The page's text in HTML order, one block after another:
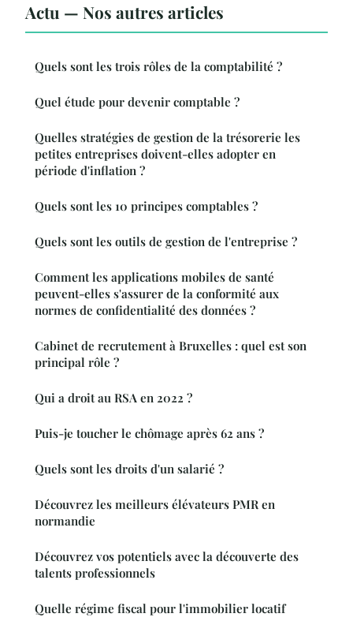
Actu — Nos autres articles
Quels sont les trois rôles de la comptabilité ?
Quel étude pour devenir comptable ?
Quelles stratégies de gestion de la trésorerie les
petites entreprises doivent-elles adopter en
période d'inflation ?
Quels sont les 10 principes comptables ?
Quels sont les outils de gestion de l'entreprise ?
Comment les applications mobiles de santé
peuvent-elles s'assurer de la conformité aux
normes de confidentialité des données ?
Cabinet de recrutement à Bruxelles : quel est son
principal rôle ?
Qui a droit au RSA en 2022 ?
Puis-je toucher le chômage après 62 ans ?
Quels sont les droits d'un salarié ?
Découvrez les meilleurs élévateurs PMR en
normandie
Découvrez vos potentiels avec la découverte des
talents professionnels
Quelle régime fiscal pour l'immobilier locatif